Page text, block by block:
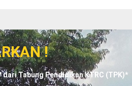
!
dari Tabung Pendidikan KTRC (TPK)*